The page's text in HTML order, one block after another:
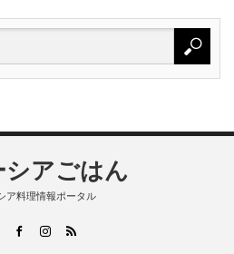
シアごはん
ア料理情報ポータル
FacebookInstagram